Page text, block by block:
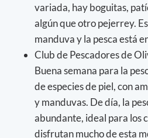
variada, hay boguitas,
algún que otro pejerrey.
manduva y la pesca está
Club de Pescadores de
Buena semana para la
de especies de piel, con
y manduvas. De día, la
abundante, ideal para los
disfrutan mucho de esta